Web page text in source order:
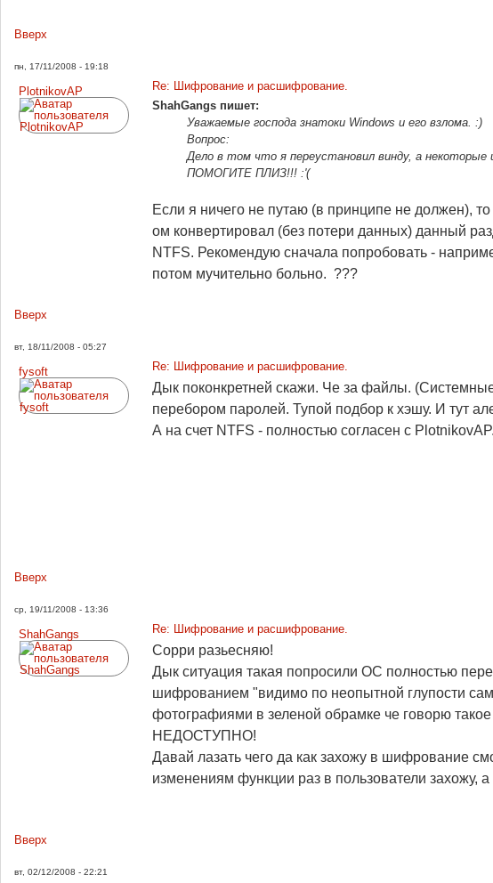
Вверх
пн, 17/11/2008 - 19:18
PlotnikovAP
Re: Шифрование и расшифрование.
ShahGangs пишет:
Уважаемые господа знатоки Windows и его взлома. :)
Вопрос:
Дело в том что я переустановил винду, а
ПОМОГИТЕ ПЛИЗ!!! :'(
Если я ничего не путаю (в принципе не должен),
ом конвертировал (без потери данных) данный
NTFS. Рекомендую сначала попробовать -
потом мучительно больно. ???
Вверх
вт, 18/11/2008 - 05:27
fysoft
Re: Шифрование и расшифрование.
Дык поконкретней скажи. Че за файлы.
перебором паролей. Тупой подбор к хэшу. И тут
А на счет NTFS - полностью согласен с
Вверх
ср, 19/11/2008 - 13:36
ShahGangs
Re: Шифрование и расшифрование.
Сорри разьесняю!
Дык ситуация такая попросили ОС полностью
шифрованием "видимо по неопытной глупости
фотографиями в зеленой обрамке че говорю
НЕДОСТУПНО!
Давай лазать чего да как захожу в шифрование
изменениям функции раз в пользователи захожу,
Вверх
вт, 02/12/2008 - 22:21